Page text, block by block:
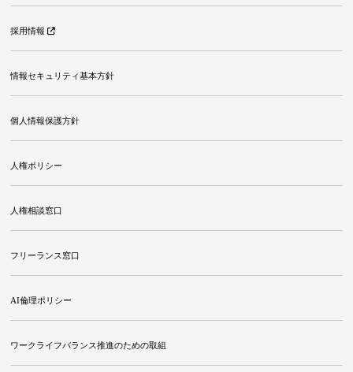
採用情報
情報セキュリティ基本方針
個人情報保護方針
人権ポリシー
人権相談窓口
フリーランス窓口
AI倫理ポリシー
ワークライフバランス推進のための取組